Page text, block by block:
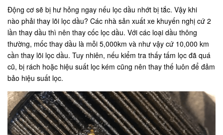
Động cơ sẽ bị hư hỏng ngay nếu lọc dầu nhớt bị tắc. Vậy khi
nào phải thay lõi lọc dầu? Các nhà sản xuất xe khuyến nghị cứ 2
lần thay dầu thì nên thay cốc lọc dầu. Với các loại dầu thông
thường, mốc thay dầu là mỗi 5,000km và như vậy cứ 10,000 km
cần thay lõi lọc dầu. Tuy nhiên, nếu kiểm tra thấy tấm lọc đã quá
cũ, bị rách hoặc hiệu suất lọc kém cũng nên thay thế luôn để đảm
bảo hiệu suất lọc.